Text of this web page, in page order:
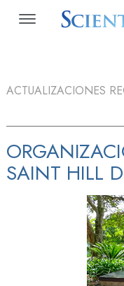
ACTUALIZACIONES
SAINT HILL